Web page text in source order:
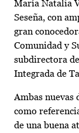
María Natalia
Seseña, con
gran
Comunidad y
subdirectora
Integrada de
Ambas nuevas
como
de una buena